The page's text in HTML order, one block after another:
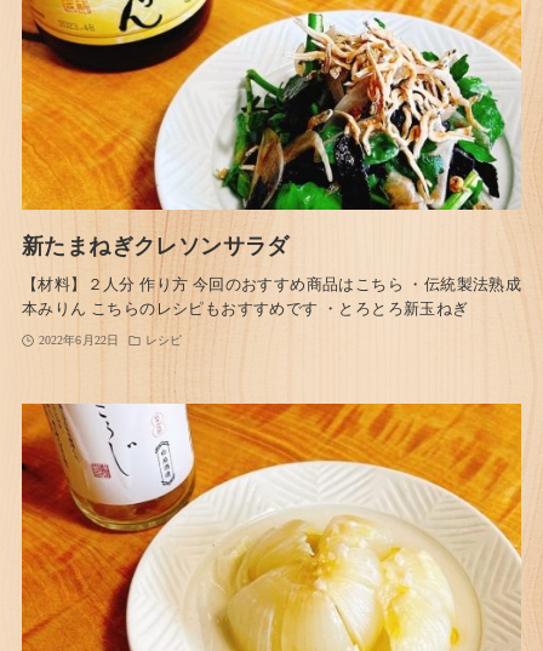
新たまねぎクレソンサラダ
【材料】２人分 作り方 今回のおすすめ商品はこちら ・伝統製法熟成
本みりん こちらのレシピもおすすめです ・とろとろ新玉ねぎ
2022年6月22日 レシピ